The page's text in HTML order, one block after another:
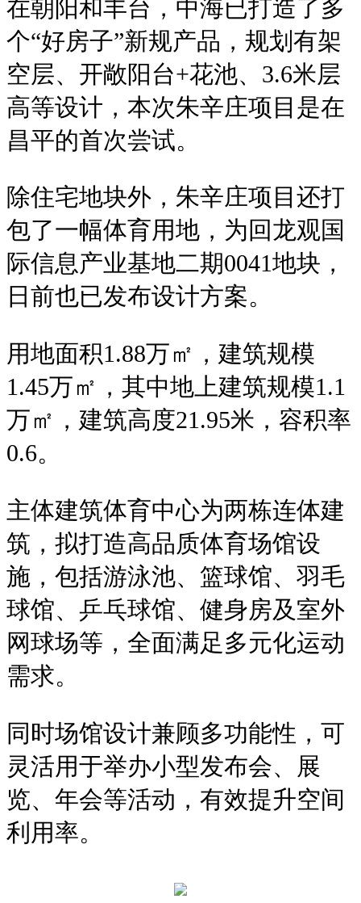
在朝阳和丰台，中海已打造了多
个“好房子”新规产品，规划有架
空层、开敞阳台+花池、3.6米层
高等设计，本次朱辛庄项目是在
昌平的首次尝试。
除住宅地块外，朱辛庄项目还打
包了一幅体育用地，为回龙观国
际信息产业基地二期0041地块，
日前也已发布设计方案。
用地面积1.88万㎡，建筑规模
1.45万㎡，其中地上建筑规模1.1
万㎡，建筑高度21.95米，容积率
0.6。
主体建筑体育中心为两栋连体建
筑，拟打造高品质体育场馆设
施，包括游泳池、篮球馆、羽毛
球馆、乒乓球馆、健身房及室外
网球场等，全面满足多元化运动
需求。
同时场馆设计兼顾多功能性，可
灵活用于举办小型发布会、展
览、年会等活动，有效提升空间
利用率。